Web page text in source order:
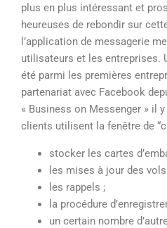
plus en plus intéressant et
heureuses de rebondir sur
l’application de messagerie
utilisateurs et les entreprises.
été parmi les premières
partenariat avec Facebook
« Business on Messenger » il
clients utilisent la fenêtre de
stocker les cartes
les mises à jour des
les rappels ;
la procédure
un certain nombre